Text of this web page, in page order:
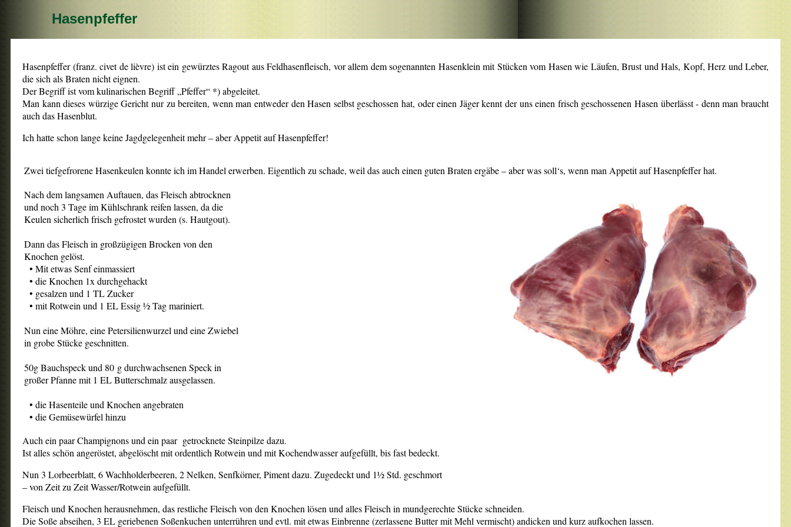
Hasenpfeffer
Hasenpfeffer (franz. civet de lièvre) ist ein gewürztes Ragout aus Feldhasenfleisch, vor allem dem sogenannten Hasenklein mit Stücken vom Hasen wie Läufen, Brust und Hals, Kopf, Herz und Leber,
die sich als Braten nicht eignen.
Der Begriff ist vom kulinarischen Begriff „Pfeffer“ *) abgeleitet.
Man kann dieses würzige Gericht nur zu bereiten, wenn man entweder den Hasen selbst geschossen hat, oder einen Jäger kennt der uns einen frisch geschossenen Hasen überlässt - denn man braucht
auch das Hasenblut.
Ich hatte schon lange keine Jagdgelegenheit mehr – aber Appetit auf Hasenpfeffer!
Zwei tiefgefrorene Hasenkeulen konnte ich im Handel erwerben. Eigentlich zu schade, weil das auch einen guten Braten ergäbe – aber was soll‘s, wenn man Appetit auf Hasenpfeffer hat.
Nach dem langsamen Auftauen, das Fleisch abtrocknen
und noch 3 Tage im Kühlschrank reifen lassen, da die
Keulen sicherlich frisch gefrostet wurden (s. Hautgout).
Dann das Fleisch in großzügigen Brocken von den
Knochen gelöst.
• Mit etwas Senf einmassiert
• die Knochen 1x durchgehackt
• gesalzen und 1 TL Zucker
• mit Rotwein und 1 EL Essig ½ Tag mariniert.
Nun eine Möhre, eine Petersilienwurzel und eine Zwiebel
in grobe Stücke geschnitten.
50g Bauchspeck und 80 g durchwachsenen Speck in
großer Pfanne mit 1 EL Butterschmalz ausgelassen.
• die Hasenteile und Knochen angebraten
• die Gemüsewürfel hinzu
Auch ein paar Champignons und ein paar getrocknete Steinpilze dazu.
Ist alles schön angeröstet, abgelöscht mit ordentlich Rotwein und mit Kochendwasser aufgefüllt, bis fast bedeckt.
Nun 3 Lorbeerblatt, 6 Wachholderbeeren, 2 Nelken, Senfkörner, Piment dazu. Zugedeckt und 1½ Std. geschmort
– von Zeit zu Zeit Wasser/Rotwein aufgefüllt.
Fleisch und Knochen herausnehmen, das restliche Fleisch von den Knochen lösen und alles Fleisch in mundgerechte Stücke schneiden.
Die Soße abseihen, 3 EL geriebenen Soßenkuchen unterrühren und evtl. mit etwas Einbrenne (zerlassene Butter mit Mehl vermischt) andicken und kurz aufkochen lassen.